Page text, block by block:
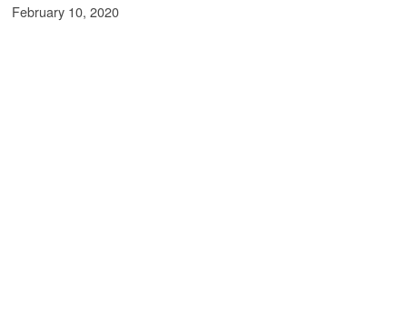
February 10, 2020